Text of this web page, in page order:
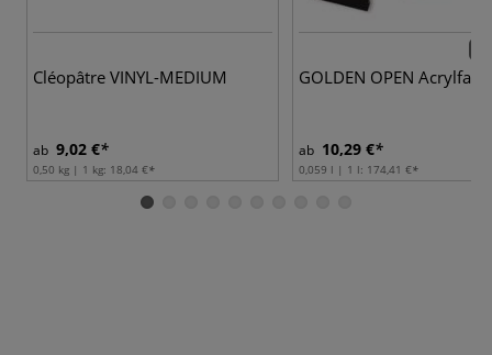
Cléopâtre VINYL-MEDIUM
ab 9,02 €
0,50 kg | 1 kg: 18,04 €
GOLDEN OPEN
ab 10,29 €
0,059 l | 1 l: 174,41 €